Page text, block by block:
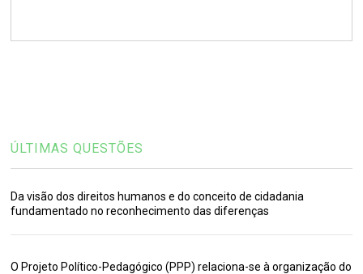
ÚLTIMAS QUESTÕES
Da visão dos direitos humanos e do conceito de cidadania
fundamentado no reconhecimento das diferenças
O Projeto Político-Pedagógico (PPP) relaciona-se à organização do